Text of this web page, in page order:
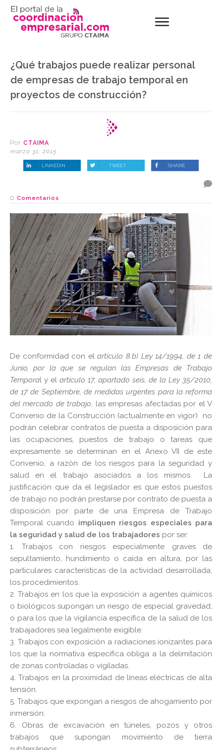
¿Qué trabajos puede realizar personal
de empresas de trabajo temporal en
proyectos de construcción?
Por CTAIMA
marzo 31, 2015
LINKEDIN TWEET SHARE
0 Comentarios
De conformidad con elartículo 8.b) Ley 14/1994, de 1 de
Junio, por la que se regulan las Empresas de Trabajo
Temporal y el artículo 17, apartado seis, de la Ley 35/2010,
de 17 de Septiembre, de medidas urgentes para la reforma
del mercado de trabajo, las empresas afectadas por el V
Convenio de la Construcción (actualmente en vigor) no
podrán celebrar contratos de puesta a disposición para
las ocupaciones, puestos de trabajo o tareas que
expresamente se determinan en el Anexo VII de este
Convenio, a razón de los riesgos para la seguridad y
salud en el trabajo asociados a los mismos. La
justificación que da el legislador es que estos puestos
de trabajo no podrán prestarse por contrato de puesta a
disposición por parte de una Empresa de Trabajo
Temporal cuando impliquen riesgos especiales para
la seguridad y salud de los trabajadores por ser:
1. Trabajos con riesgos especialmente graves de
sepultamiento, hundimiento o caída en altura, por las
particulares características de la actividad desarrollada,
los procedimientos.
2. Trabajos en los que la exposición a agentes químicos
o biológicos supongan un riesgo de especial gravedad,
o para los que la vigilancia específica de la salud de los
trabajadores sea legalmente exigible.
3. Trabajos con exposición a radiaciones ionizantes para
los que la normativa específica obliga a la delimitación
de zonas controladas o vigiladas.
4. Trabajos en la proximidad de líneas eléctricas de alta
tensión.
5. Trabajos que expongan a riesgos de ahogamiento por
inmersión.
6. Obras de excavación en túneles, pozos y otros
trabajos que supongan movimiento de tierra